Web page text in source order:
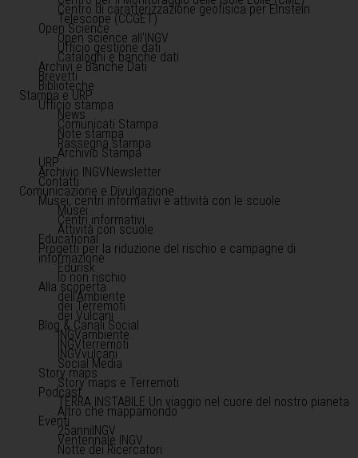
Centro di caratterizzazione geofisica per Einstein
Telescope (CCGET)
Open Science
Open science all'INGV
Ufficio gestione dati
Cataloghi e banche dati
Archivi e Banche Dati
Brevetti
Biblioteche
Stampa e URP
Ufficio stampa
News
Comunicati Stampa
Note stampa
Rassegna stampa
Archivio Stampa
URP
Archivio INGVNewsletter
Contatti
Comunicazione e Divulgazione
Musei, centri informativi e attività con le scuole
Musei
Centri informativi
Attività con scuole
Educational
Progetti per la riduzione del rischio e campagne di
informazione
Edurisk
Io non rischio
Alla scoperta
dell'Ambiente
dei Terremoti
dei Vulcani
Blog & Canali Social
INGVambiente
INGVterremoti
INGVvulcani
Social Media
Story maps
Story maps e Terremoti
Podcast
TERRA INSTABILE Un viaggio nel cuore del nostro pianeta
Altro che mappamondo
Eventi
25anniINGV
Ventennale INGV
Notte dei Ricercatori